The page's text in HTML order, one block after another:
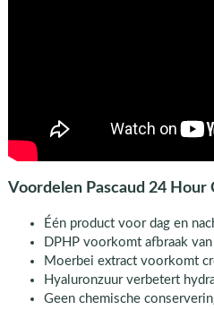
Voordelen Pascaud 24 Hour
Één product voor dag en
DPHP voorkomt afbraak
Moerbei extract voorkomt
Hyaluronzuur verbetert
Geen chemische